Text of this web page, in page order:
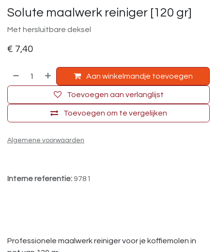
Solute maalwerk reiniger [120 gr]
Met hersluitbare deksel
€ 7,40
Aan winkelmandje toevoegen
Toevoegen om te vergelijken
Toevoegen aan verlanglijst
Algemene voorwaarden
Interne referentie: 9781
Professionele maalwerk reiniger voor je koffiemolen in